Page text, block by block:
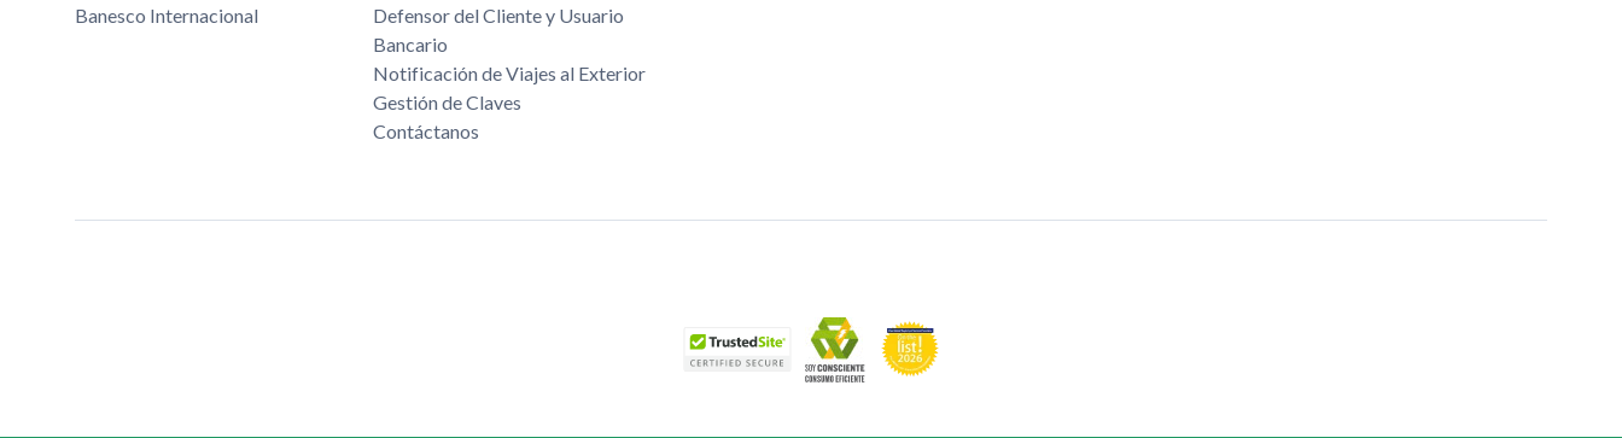
Banesco Internacional
Defensor del Cliente y Usuario
Bancario
Notificación de Viajes al Exterior
Gestión de Claves
Contáctanos